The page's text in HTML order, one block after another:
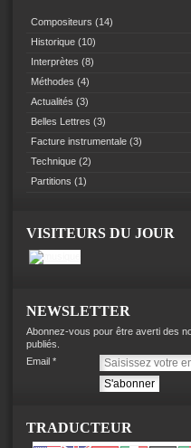
Compositeurs (14)
Historique (10)
Interprètes (8)
Méthodes (4)
Actualités (3)
Belles Lettres (3)
Facture instrumentale (3)
Technique (2)
Partitions (1)
VISITEURS DU JOUR
NEWSLETTER
Abonnez-vous pour être averti des
publiés.
Email
TRADUCTEUR